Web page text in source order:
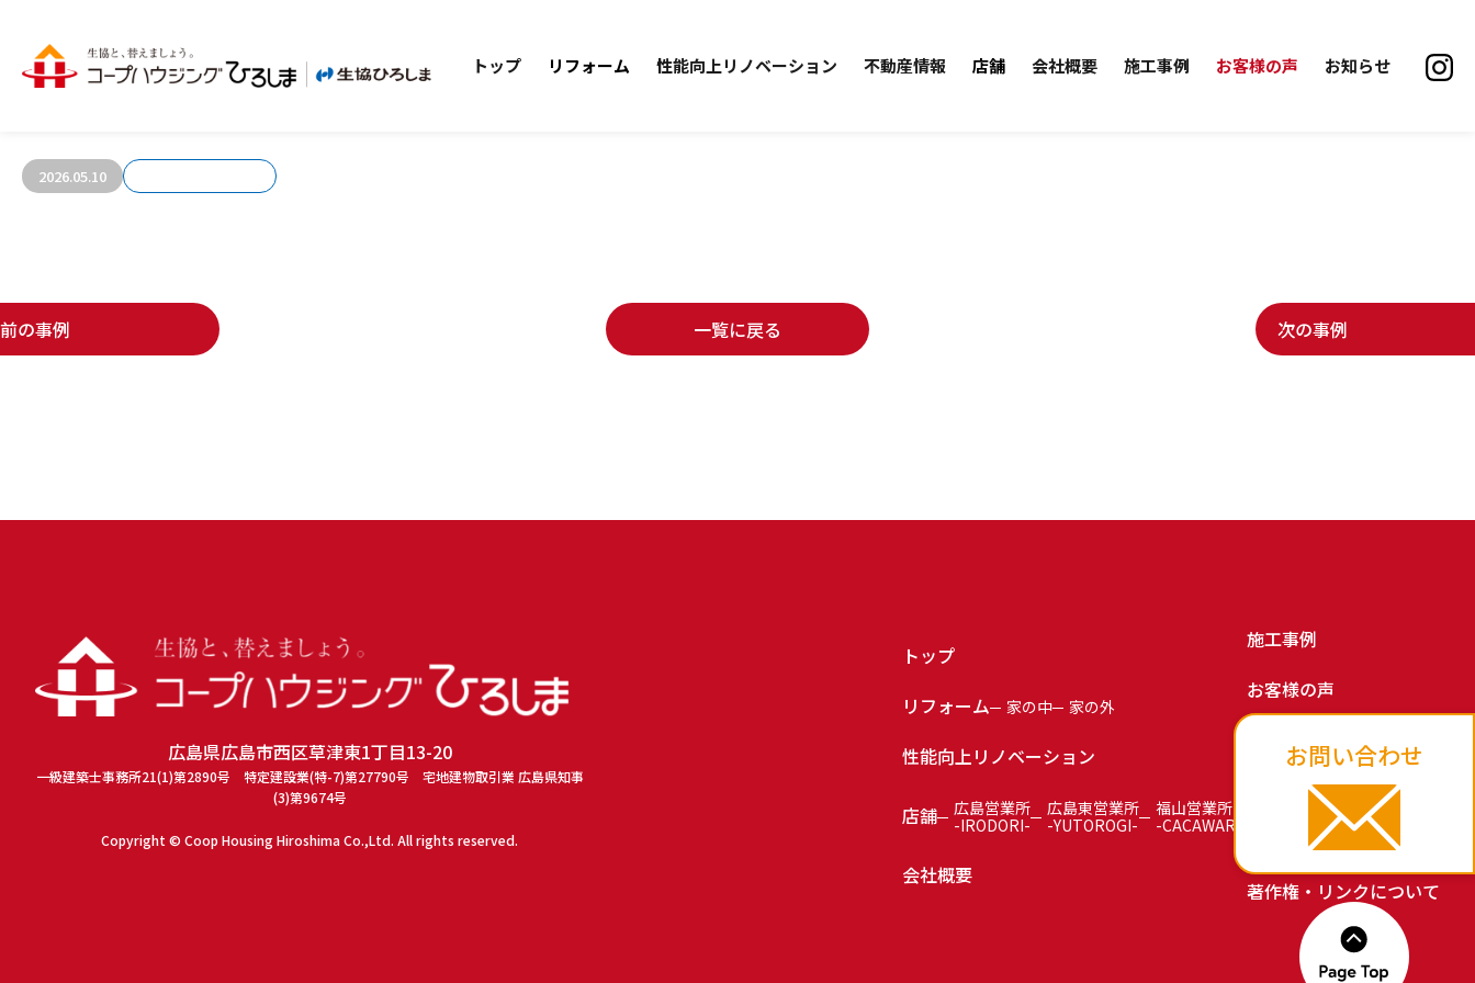
トップ リフォーム 性能向上リノベーション 不動産情報 店舗 会社概要 施工事例 お客様の声 お知らせ
お客さまの声1047
2026.05.10
前の事例 次の事例
一覧に戻る
広島県広島市西区草津東1丁目13-20
一級建築士事務所21(1)第2890号 特定建設業(特-7)第27790号 宅地建物取引業 広島県知事
(3)第9674号
Copyright © Coop Housing Hiroshima Co.,Ltd. All rights reserved.
トップ
リフォーム
家の中 家の外
性能向上リノベーション
店舗
広島営業所
-IRODORI-
広島東営業所
-YUTOROGI-
福山営業所
-CACAWARI-
会社概要
施工事例
お客様の声
お知らせ
お問い合わせ
プライバシーポリシー
著作権・リンクについて
お問い合わせ